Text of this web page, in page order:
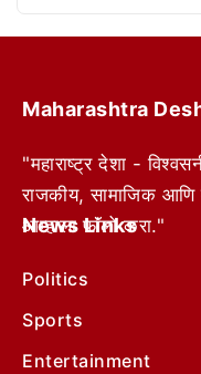
Maharashtra
"महाराष्ट्र देशा -
राजकीय, सामाजिक आणि
आम्हाला फॉलो करा."
News Links
Politics
Sports
Entertainment